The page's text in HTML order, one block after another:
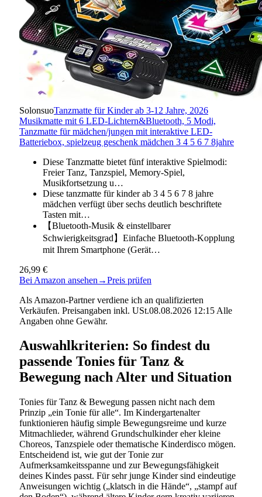
SolonsuoTanzmatte für Kinder ab 3-12 Jahre, 2026
Musikmatte mit 6 LED-Lichtern&Bluetooth, 5 Modi,
Tanzmatte für mädchen/jungen mit interaktive LED-
Batteriebox, spielzeug geschenk mädchen 3 4 5 6 7 8jahre
Diese Tanzmatte bietet fünf interaktive Spielmodi:
Freier Tanz, Tanzspiel, Memory-Spiel,
Musikfortsetzung u…
Diese tanzmatte für kinder ab 3 4 5 6 7 8 jahre
mädchen verfügt über sechs deutlich beschriftete
Tasten mit…
【Bluetooth-Musik & einstellbarer
Schwierigkeitsgrad】Einfache Bluetooth-Kopplung
mit Ihrem Smartphone (Gerät…
26,99 €
Bei Amazon ansehen →Preis prüfen
Als Amazon-Partner verdiene ich an qualifizierten
Verkäufen. Preisangaben inkl. USt.08.08.2026 12:15 Alle
Angaben ohne Gewähr.
Auswahlkriterien: So findest du
passende Tonies für Tanz &
Bewegung nach Alter und Situation
Tonies für Tanz & Bewegung passen nicht nach dem
Prinzip „ein Tonie für alle“. Im Kindergartenalter
funktionieren häufig simple Bewegungsreime und kurze
Mitmachlieder, während Grundschulkinder eher kleine
Choreos, Tanzspiele oder thematische Kinderdisco mögen.
Entscheidend ist, wie gut der Tonie zur
Aufmerksamkeitsspanne und zur Bewegungsfähigkeit
deines Kindes passt. Für sehr junge Kinder sind eindeutige
Anweisungen wichtig („klatsch in die Hände“, „stampf auf